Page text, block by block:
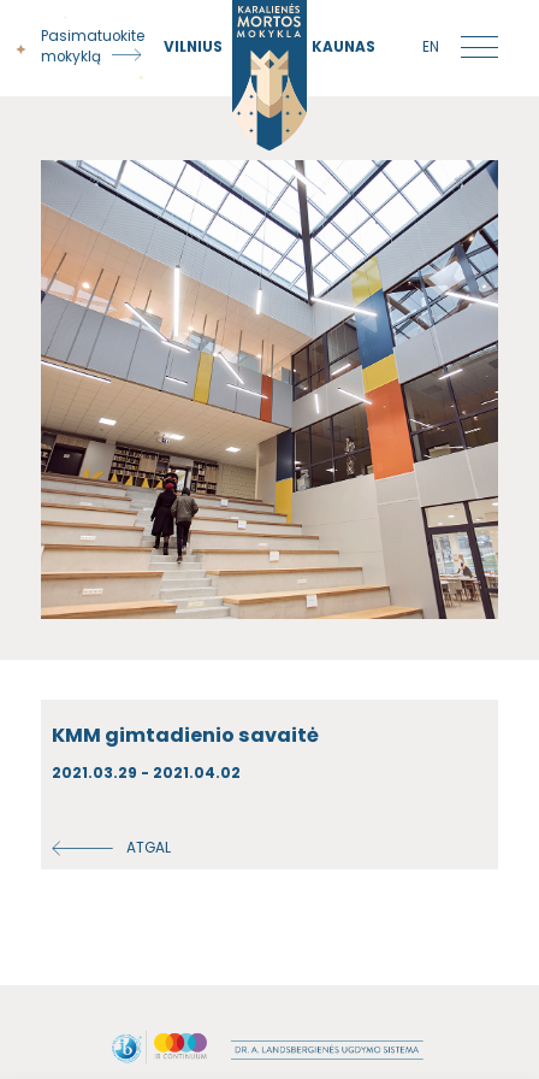
Pasimatuokite
mokyklą
VILNIUS KAUNAS EN
KMM gimtadienio savaitė
2021.03.29 - 2021.04.02
ATGAL